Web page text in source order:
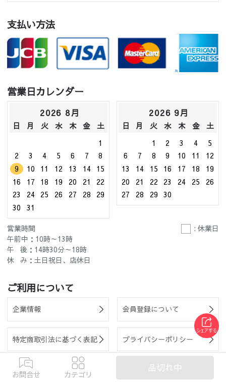
支払い方法
営業日カレンダー
2026 8月
日 月 火 水 木 金
土
1
2
3 4 5 6 7
8
9
10 11 12 13 14
15
16
17 18 19 20 21
22
23
24 25 26 27 28
29
30
31
2026 9月
日 月 火 水 木 金
土
1
2 3 4
5
6
7 8 9 10 11
12
13
14 15 16 17 18
19
20
21 22 23 24 25
26
27
28 29 30
営業時間
: 休業日
午前中：10時～13時
午 後：14時30分～18時
休 み：土日祝日、店休日
ご利用について
企業情報 会員登録について
特定商取引法に基づく表記 プライバシーポリシー
ご購入前の確認事項 お支払い方法
お問合せ カテゴリ
品切れ中